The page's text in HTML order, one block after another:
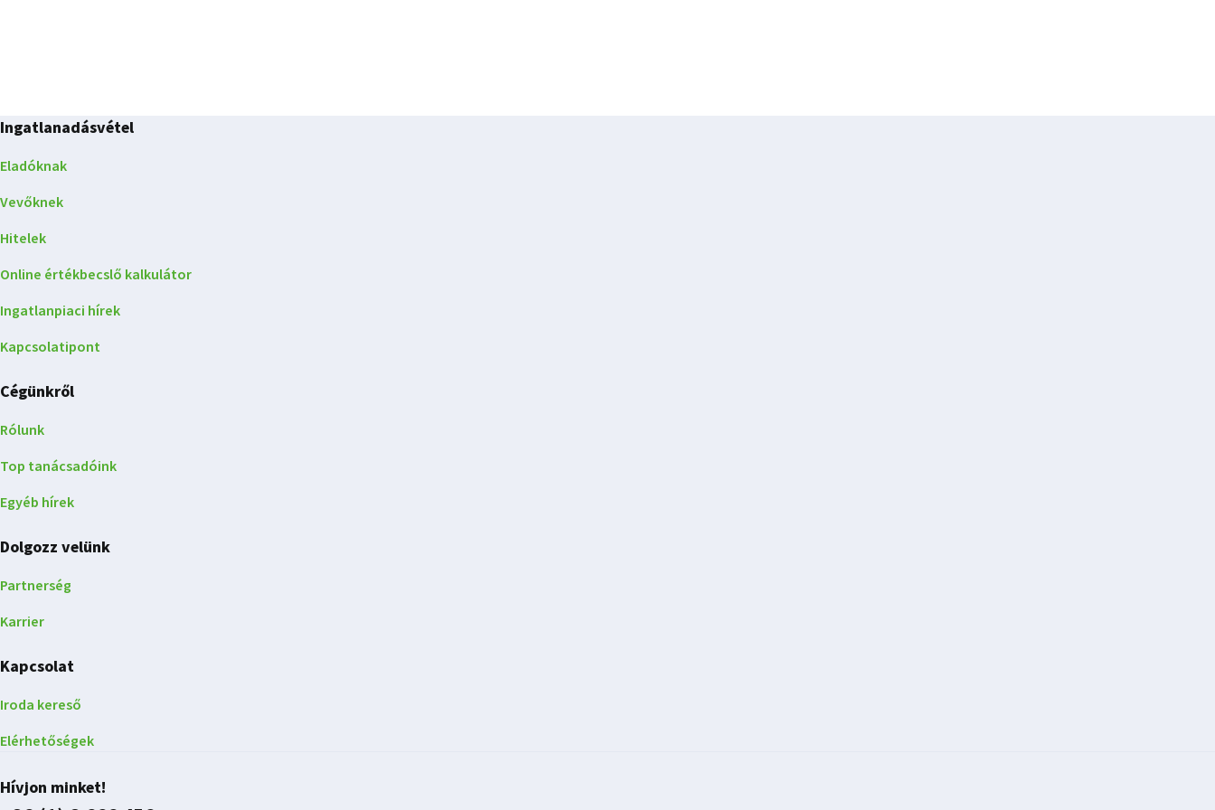
Ingatlanadásvétel
Eladóknak
Vevőknek
Hitelek
Online értékbecslő kalkulátor
Ingatlanpiaci hírek
Kapcsolatipont
Cégünkről
Rólunk
Top tanácsadóink
Egyéb hírek
Dolgozz velünk
Partnerség
Karrier
Kapcsolat
Iroda kereső
Elérhetőségek
Hívjon minket!